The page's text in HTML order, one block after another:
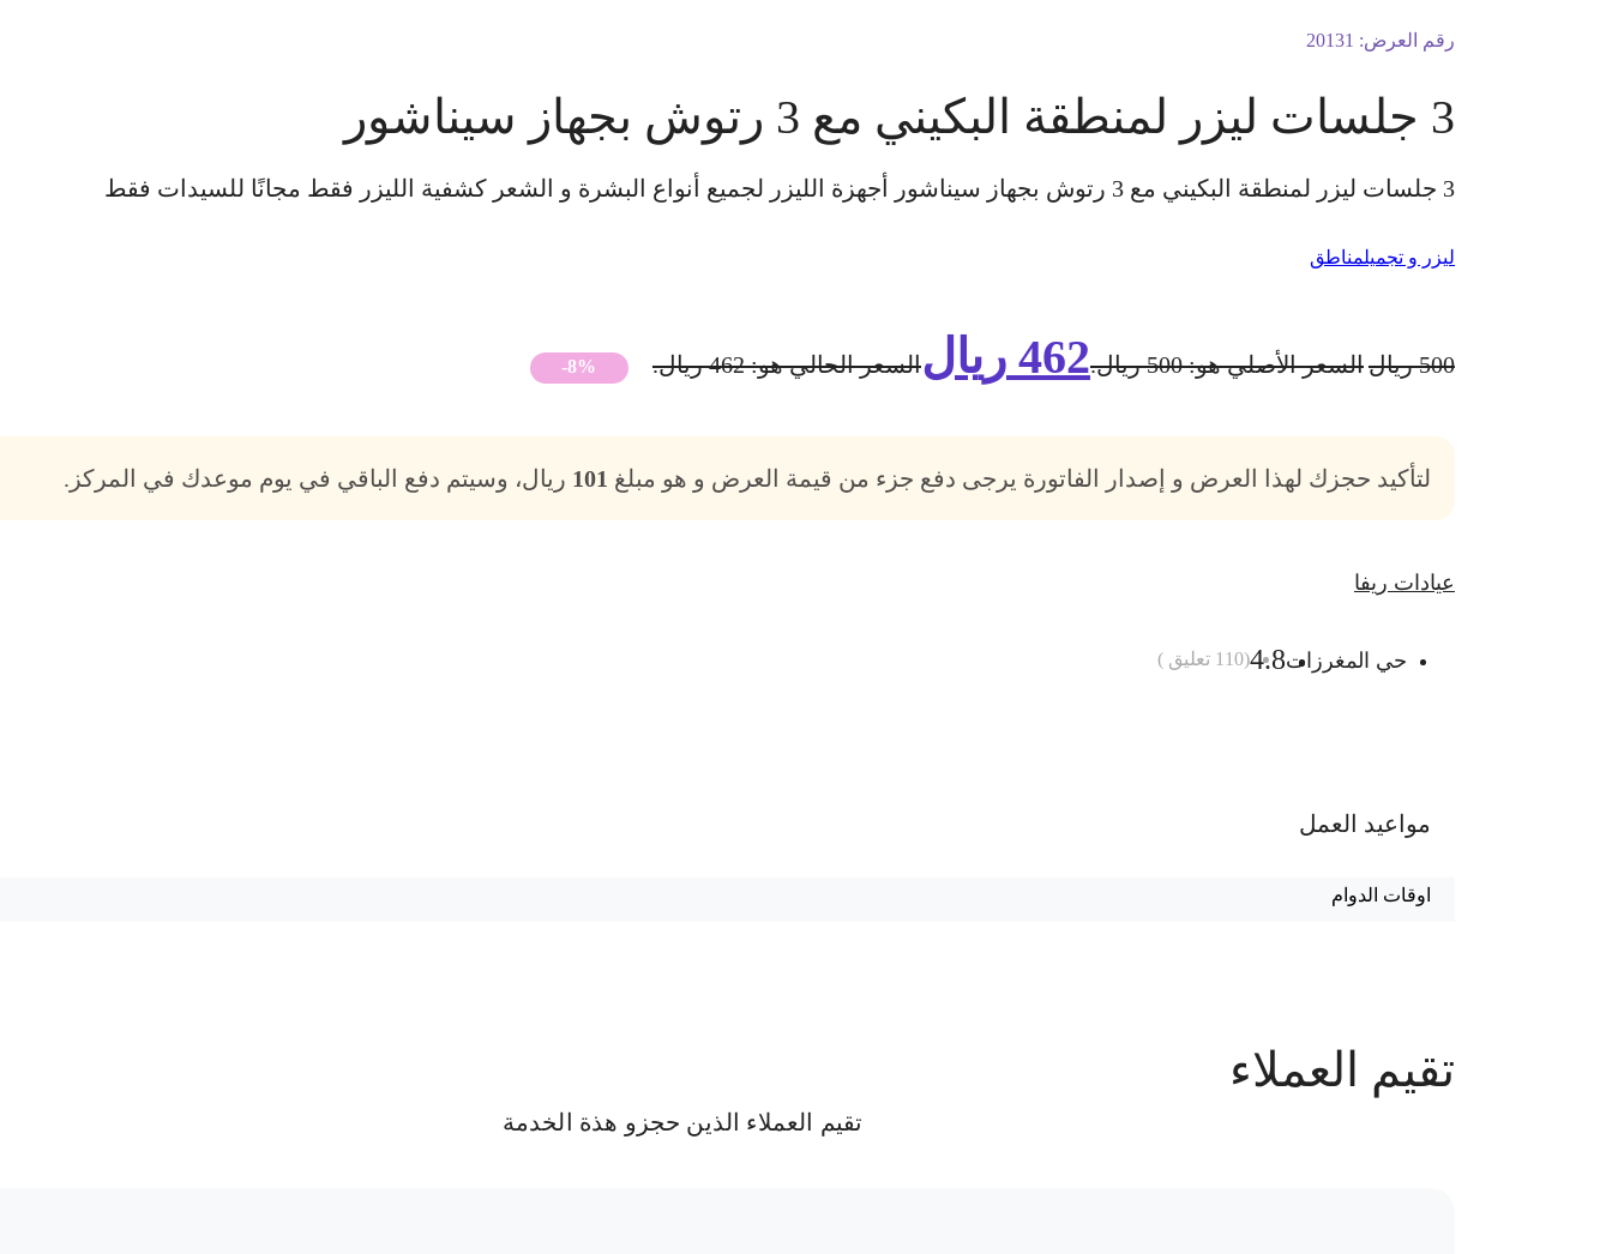
رقم العرض: 20131
3 جلسات ليزر لمنطقة البكيني مع 3 رتوش بجهاز سيناشور
3 جلسات ليزر لمنطقة البكيني مع 3 رتوش بجهاز سيناشور أجهزة الليزر لجميع أنواع البشرة و الشعر كشفية الليزر فقط مجانًا للسيدات فقط
ليزر و تجميلمناطق
500 ريالالسعر الأصلي هو: 500 ريال. 462 ريالالسعر الحالي هو: 462 ريال. -8%
لتأكيد حجزك لهذا العرض و إصدار الفاتورة يرجى دفع جزء من قيمة العرض و هو مبلغ 101 ريال، وسيتم دفع الباقي في يوم موعدك في المركز.
عيادات ريفا
حي المغرزات4.8
(
110 تعليق )
مواعيد العمل
اوقات الدوام
تقيم العملاء
تقيم العملاء الذين حجزو هذة الخدمة